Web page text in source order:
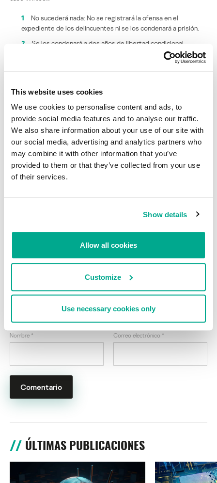
This website uses cookies
We use cookies to personalise content and ads, to
provide social media features and to analyse our traffic.
We also share information about your use of our site with
our social media, advertising and analytics partners who
may combine it with other information that you’ve
provided to them or that they’ve collected from your use
of their services.
Show details
Allow all cookies
Customize
Use necessary cookies only
1
No sucederá nada: No se registrará la ofensa en el
expediente de los delincuentes ni se los condenará a prisión.
2
Se los condenará a dos años de libertad condicional.
Se los condenará a tres años de libertad condicional.
5
Se los condenará a dos años o más en prisión.
Yo me inclino por la tercera opción.
PS. La historia continúa… se está investigando a un proveedor de
contenido ruso por supuestos lazos con este grupo criminal.
PS.PS. Más actualizaciones: la historia crece. Arrestaron a 10
personas en Moscú. El grupo ha estado operando por alrededor de
un año y la policía dice que probablemente ganaron más de 500
¡Escucho sus apuestas sobre el caso
Winlock!
Su dirección de correo electrónico no será publicada.
campos obligatorios están marcados con*
Nombre * Correo electrónico *
ÚLTIMAS PUBLICACIONES